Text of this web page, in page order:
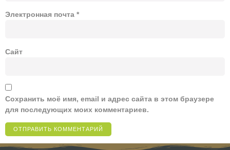
Электронная почта *
Сайт
Сохранить моё имя, email и адрес сайта в этом браузере
для последующих моих комментариев.